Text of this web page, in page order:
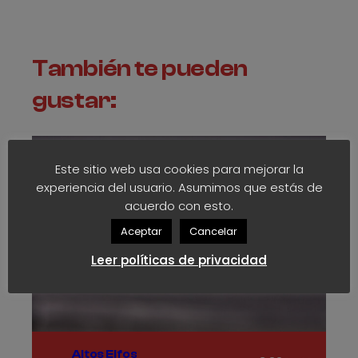
También te pueden
gustar:
Altos Elfos
Este sitio web usa cookies para mejorar la
experiencia del usuario. Asumimos que estás de
acuerdo con esto.
Aceptar Cancelar
Leer políticas de privacidad